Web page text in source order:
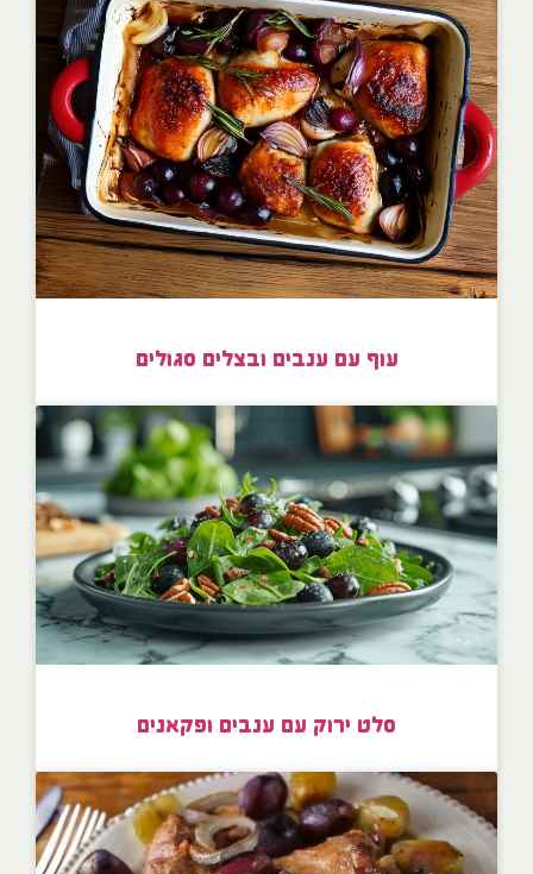
עוף עם ענבים ובצלים סגולים
סלט ירוק עם ענבים ופקאנים